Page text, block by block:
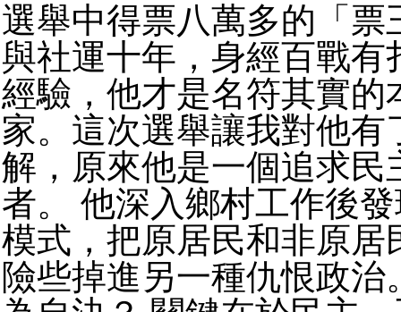
選舉中得票八萬多的「票
與社運十年，身經百戰有
經驗，他才是名符其實的
家。這次選舉讓我對他有
解，原來他是一個追求民
者。 他深入鄉村工作後
模式，把原居民和非原居
險些掉進另一種仇恨政治